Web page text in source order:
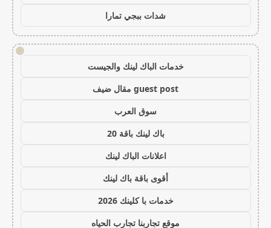
شدات ببجي تمارا
!
خدمات الباك لينك والجيست
guest post مقال ضيف
سوق العرب
باك لينك باقة 20
اعلانات الباك لينك
أقوى باقة باك لينك
خدمات با كلينك 2026
موقع تجاربنا تجارب الحياه